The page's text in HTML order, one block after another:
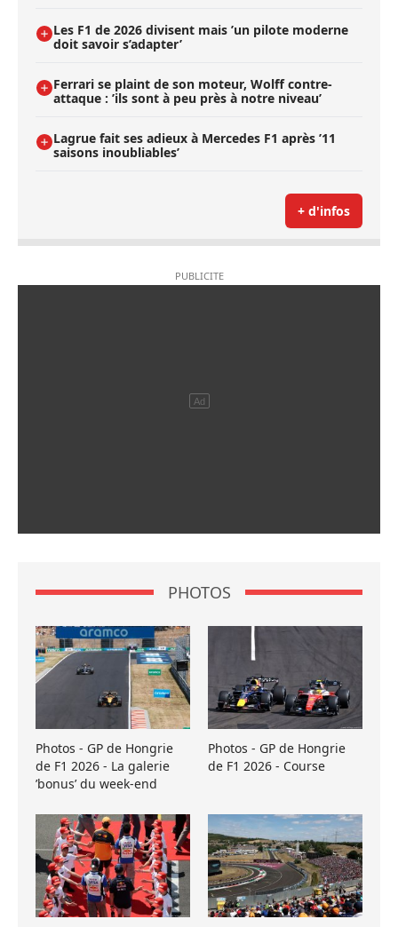
Les F1 de 2026 divisent mais ’un pilote moderne
doit savoir s’adapter’
Ferrari se plaint de son moteur, Wolff contre-
attaque : ’ils sont à peu près à notre niveau’
Lagrue fait ses adieux à Mercedes F1 après ’11
saisons inoubliables’
+ d'infos
PHOTOS
Photos - GP de Hongrie
de F1 2026 - La galerie
’bonus’ du week-end
Photos - GP de Hongrie
de F1 2026 - Course